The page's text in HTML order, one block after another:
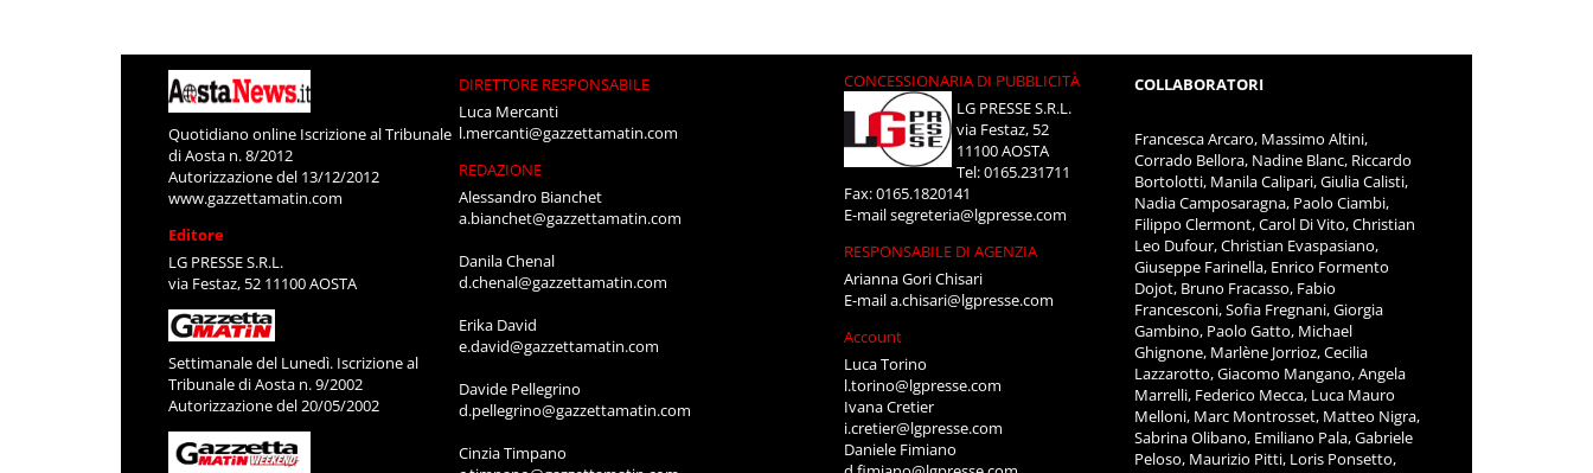
Quotidiano online Iscrizione al Tribunale
di Aosta n. 8/2012
Autorizzazione del 13/12/2012
www.gazzettamatin.com
Editore
LG PRESSE S.R.L.
via Festaz, 52 11100 AOSTA
Settimanale del Lunedì. Iscrizione al
Tribunale di Aosta n. 9/2002
Autorizzazione del 20/05/2002
DIRETTORE RESPONSABILE
Luca Mercanti
l.mercanti@gazzettamatin.com
REDAZIONE
Alessandro Bianchet
a.bianchet@gazzettamatin.com
Danila Chenal
d.chenal@gazzettamatin.com
Erika David
e.david@gazzettamatin.com
Davide Pellegrino
d.pellegrino@gazzettamatin.com
Cinzia Timpano
CONCESSIONARIA DI PUBBLICITÀ
LG PRESSE S.R.L.
via Festaz, 52
11100 AOSTA
Tel: 0165.231711
Fax: 0165.1820141
E-mailsegreteria@lgpresse.com
RESPONSABILE DI AGENZIA
Arianna Gori Chisari
E-maila.chisari@lgpresse.com
Account
Luca Torino
l.torino@lgpresse.com
Ivana Cretier
i.cretier@lgpresse.com
Daniele Fimiano
COLLABORATORI
Francesca Arcaro, Massimo Altini,
Corrado Bellora, Nadine Blanc, Riccardo
Bortolotti, Manila Calipari, Giulia Calisti,
Nadia Camposaragna, Paolo Ciambi,
Filippo Clermont, Carol Di Vito, Christian
Leo Dufour, Christian Evaspasiano,
Giuseppe Farinella, Enrico Formento
Dojot, Bruno Fracasso, Fabio
Francesconi, Sofia Fregnani, Giorgia
Gambino, Paolo Gatto, Michael
Ghignone, Marlène Jorrioz, Cecilia
Lazzarotto, Giacomo Mangano, Angela
Marrelli, Federico Mecca, Luca Mauro
Melloni, Marc Montrosset, Matteo Nigra,
Sabrina Olibano, Emiliano Pala, Gabriele
Peloso, Maurizio Pitti, Loris Ponsetto,